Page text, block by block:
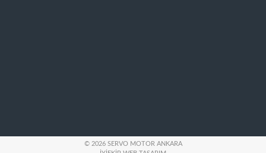
© 2026 SERVO MOTOR ANKARA